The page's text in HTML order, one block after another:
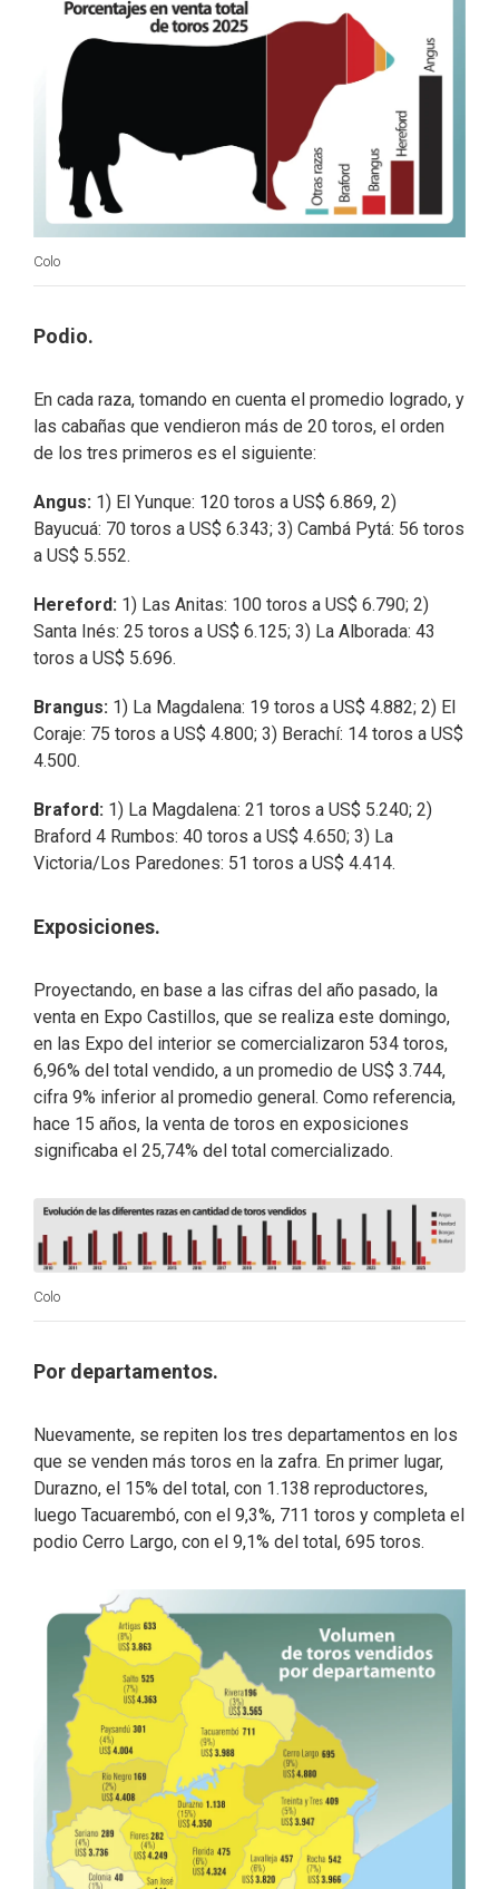
Colo
Podio.
En cada raza, tomando en cuenta el promedio logrado, y
las cabañas que vendieron más de 20 toros, el orden
de los tres primeros es el siguiente:
Angus: 1) El Yunque: 120 toros a US$ 6.869, 2)
Bayucuá: 70 toros a US$ 6.343; 3) Cambá Pytá: 56 toros
a US$ 5.552.
Hereford: 1) Las Anitas: 100 toros a US$ 6.790; 2)
Santa Inés: 25 toros a US$ 6.125; 3) La Alborada: 43
toros a US$ 5.696.
Brangus: 1) La Magdalena: 19 toros a US$ 4.882; 2) El
Coraje: 75 toros a US$ 4.800; 3) Berachí: 14 toros a US$
4.500.
Braford: 1) La Magdalena: 21 toros a US$ 5.240; 2)
Braford 4 Rumbos: 40 toros a US$ 4.650; 3) La
Victoria/Los Paredones: 51 toros a US$ 4.414.
Exposiciones.
Proyectando, en base a las cifras del año pasado, la
venta en Expo Castillos, que se realiza este domingo,
en las Expo del interior se comercializaron 534 toros,
6,96% del total vendido, a un promedio de US$ 3.744,
cifra 9% inferior al promedio general. Como referencia,
hace 15 años, la venta de toros en exposiciones
significaba el 25,74% del total comercializado.
Colo
Por departamentos.
Nuevamente, se repiten los tres departamentos en los
que se venden más toros en la zafra. En primer lugar,
Durazno, el 15% del total, con 1.138 reproductores,
luego Tacuarembó, con el 9,3%, 711 toros y completa el
podio Cerro Largo, con el 9,1% del total, 695 toros.